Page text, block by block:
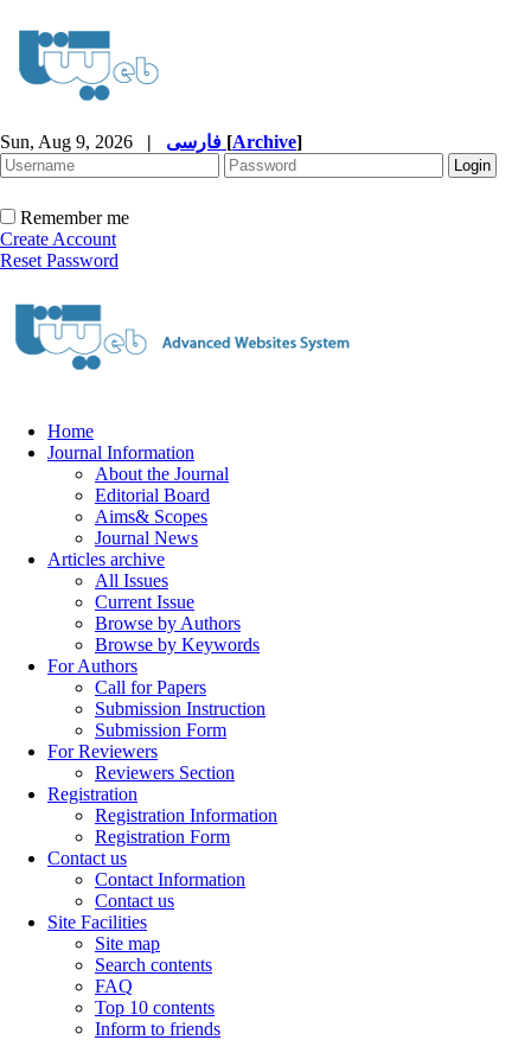
Sun, Aug 9, 2026 | [Archive]
Remember me
Create Account
Reset Password
Home
Journal Information
About the Journal
Editorial Board
Aims& Scopes
Journal News
Articles archive
All Issues
Current Issue
Browse by Authors
Browse by Keywords
For Authors
Call for Papers
Submission Instruction
Submission Form
For Reviewers
Reviewers Section
Registration
Registration Information
Registration Form
Contact us
Contact Information
Contact us
Site Facilities
Site map
Search contents
FAQ
Top 10 contents
Inform to friends